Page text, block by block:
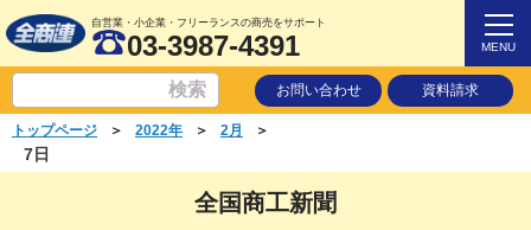
自営業・小企業・フリーランスの商売をサポート
03-3987-4391 MENU
お問い合わせ 資料請求
トップページ ＞ 2022年 ＞ 2月 ＞
7日
全国商工新聞